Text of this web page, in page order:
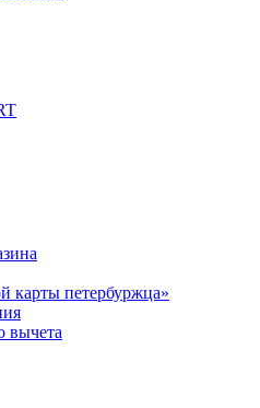
карты петербуржца»
вычета